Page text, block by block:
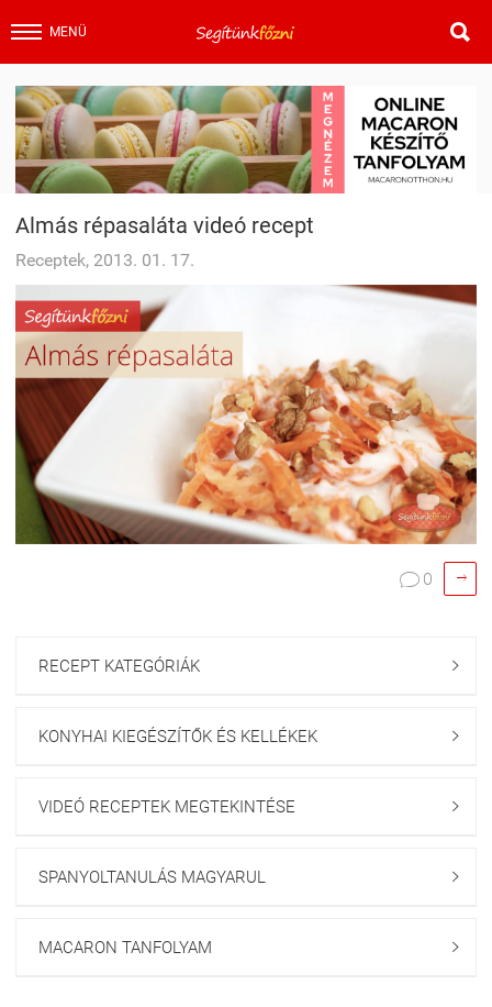
MENÜ 
Almás répasaláta videó recept
Receptek, 2013. 01. 17.
 0 
RECEPT KATEGÓRIÁK 
KONYHAI KIEGÉSZÍTŐK ÉS KELLÉKEK 
VIDEÓ RECEPTEK MEGTEKINTÉSE 
SPANYOLTANULÁS MAGYARUL 
MACARON TANFOLYAM 